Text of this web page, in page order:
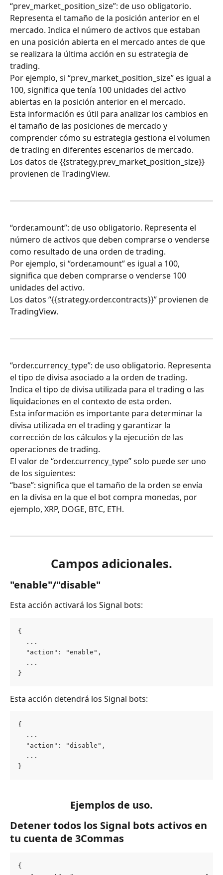
“prev_market_position_size”: de uso obligatorio.
Representa el tamaño de la posición anterior en el
mercado. Indica el número de activos que estaban
en una posición abierta en el mercado antes de que
se realizara la última acción en su estrategia de
trading.
Por ejemplo, si “prev_market_position_size” es igual a
100, significa que tenía 100 unidades del activo
abiertas en la posición anterior en el mercado.
Esta información es útil para analizar los cambios en
el tamaño de las posiciones de mercado y
comprender cómo su estrategia gestiona el volumen
de trading en diferentes escenarios de mercado.
Los datos de {{strategy.prev_market_position_size}}
provienen de TradingView.
“order.amount”: de uso obligatorio. Representa el
número de activos que deben comprarse o venderse
como resultado de una orden de trading.
Por ejemplo, si “order.amount” es igual a 100,
significa que deben comprarse o venderse 100
unidades del activo.
Los datos “{{strategy.order.contracts}}” provienen de
TradingView.
“order.currency_type”: de uso obligatorio. Representa
el tipo de divisa asociado a la orden de trading.
Indica el tipo de divisa utilizada para el trading o las
liquidaciones en el contexto de esta orden.
Esta información es importante para determinar la
divisa utilizada en el trading y garantizar la
corrección de los cálculos y la ejecución de las
operaciones de trading.
El valor de “order.currency_type” solo puede ser uno
de los siguientes:
“base”: significa que el tamaño de la orden se envía
en la divisa en la que el bot compra monedas, por
ejemplo, XRP, DOGE, BTC, ETH.
Campos adicionales.
"enable"/"disable"
Esta acción activará los Signal bots:
{
  ...
  "action": "enable",
  ...
}
Esta acción detendrá los Signal bots:
{
  ...
  "action": "disable",
  ...
}
Ejemplos de uso.
Detener todos los Signal bots activos en
tu cuenta de 3Commas
{